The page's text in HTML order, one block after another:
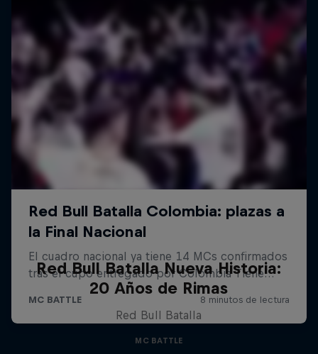
Red Bull Batalla Nueva Historia:
20 Años de Rimas
Red Bull Batalla
MC BATTLE